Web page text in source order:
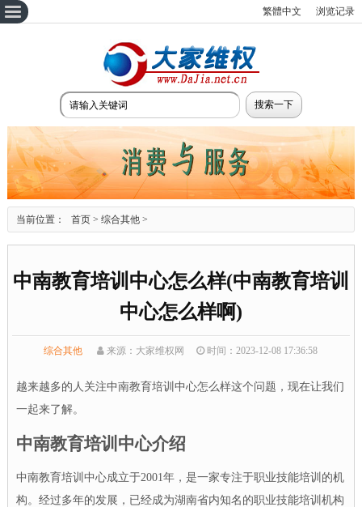
繁體中文 浏览记录
当前位置： 首页> 综合其他>
中南教育培训中心怎么样(中南教育培训
中心怎么样啊)
综合其他 来源：大家维权网 时间：2023-12-08 17:36:58
越来越多的人关注中南教育培训中心怎么样这个问题，现在让我们
一起来了解。
中南教育培训中心介绍
中南教育培训中心成立于2001年，是一家专注于职业技能培训的机
构。经过多年的发展，已经成为湖南省内知名的职业技能培训机构